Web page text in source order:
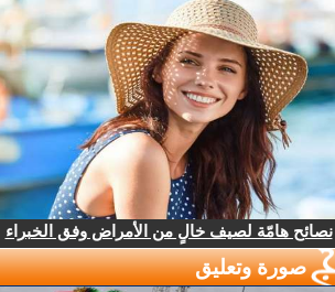
نصائح هامّة لصيف خالٍ من الأمراض وفق الخبراء
صورة وتعليق